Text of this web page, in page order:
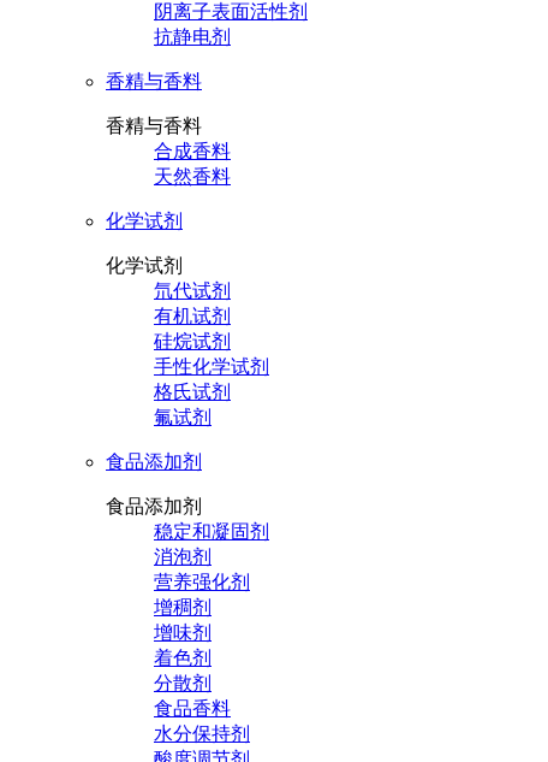
阴离子表面活性剂
抗静电剂
香精与香料
香精与香料
合成香料
天然香料
化学试剂
化学试剂
氘代试剂
有机试剂
硅烷试剂
手性化学试剂
格氏试剂
氟试剂
食品添加剂
食品添加剂
稳定和凝固剂
消泡剂
营养强化剂
增稠剂
增味剂
着色剂
分散剂
食品香料
水分保持剂